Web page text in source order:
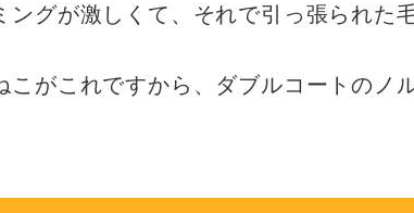
ングが激しくて、それで引っ張られた
こがこれですから、ダブルコートのノ